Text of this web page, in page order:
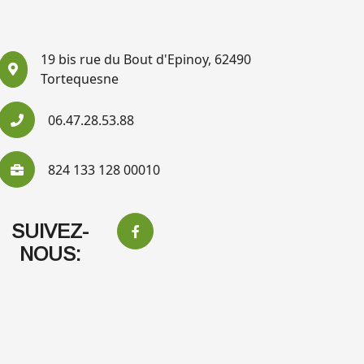
19 bis rue du Bout d'Epinoy, 62490
Tortequesne
06.47.28.53.88
824 133 128 00010
SUIVEZ-
NOUS: